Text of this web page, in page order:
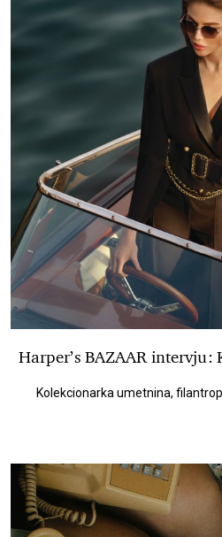
Harper’s BAZAAR
Kolekcionarka umetnina,